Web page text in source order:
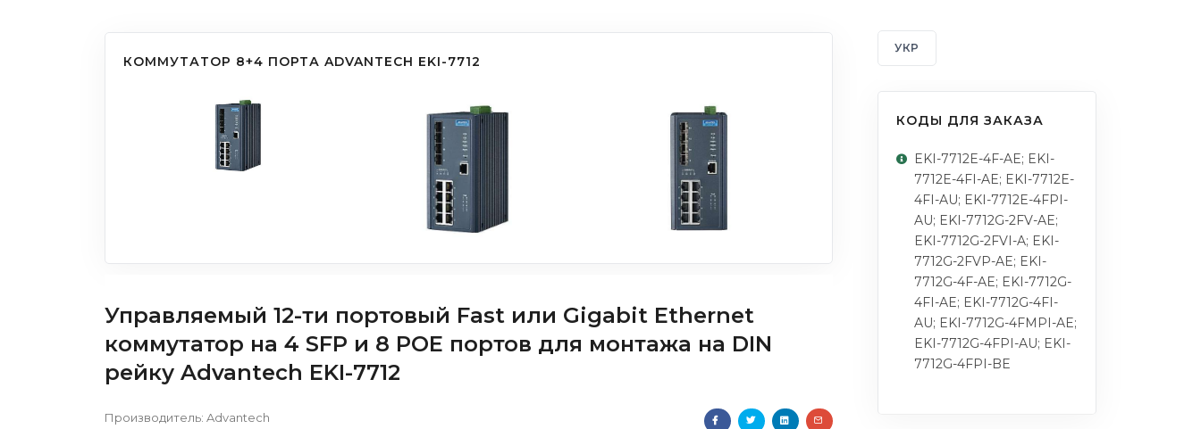
КОММУТАТОР 8+4 ПОРТА ADVANTECH EKI-7712
Управляемый 12-ти портовый Fast или Gigabit Ethernet
коммутатор на 4 SFP и 8 POE портов для монтажа на DIN
рейку Advantech EKI-7712
Производитель: Advantech
УКР
КОДЫ ДЛЯ ЗАКАЗА
EKI-7712E-4F-AE; EKI-
7712E-4FI-AE; EKI-7712E-
4FI-AU; EKI-7712E-4FPI-
AU; EKI-7712G-2FV-AE;
EKI-7712G-2FVI-A; EKI-
7712G-2FVP-AE; EKI-
7712G-4F-AE; EKI-7712G-
4FI-AE; EKI-7712G-4FI-
AU; EKI-7712G-4FMPI-AE;
EKI-7712G-4FPI-AU; EKI-
7712G-4FPI-BE